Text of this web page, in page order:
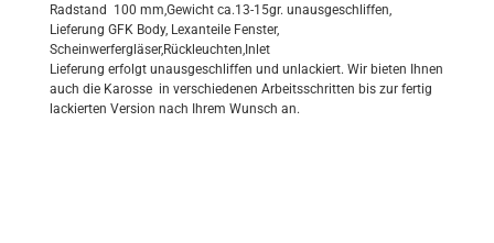
Radstand 100 mm,Gewicht ca.13-15gr. unausgeschliffen,
Lieferung GFK Body, Lexanteile Fenster,
Scheinwerfergläser,Rückleuchten,Inlet
Lieferung erfolgt unausgeschliffen und unlackiert. Wir bieten Ihnen
auch die Karosse in verschiedenen Arbeitsschritten bis zur fertig
lackierten Version nach Ihrem Wunsch an.